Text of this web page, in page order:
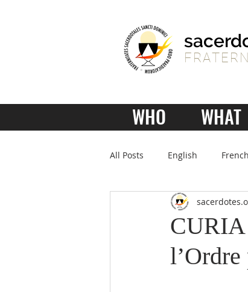
WHO WHAT
All Posts English French
CURIA